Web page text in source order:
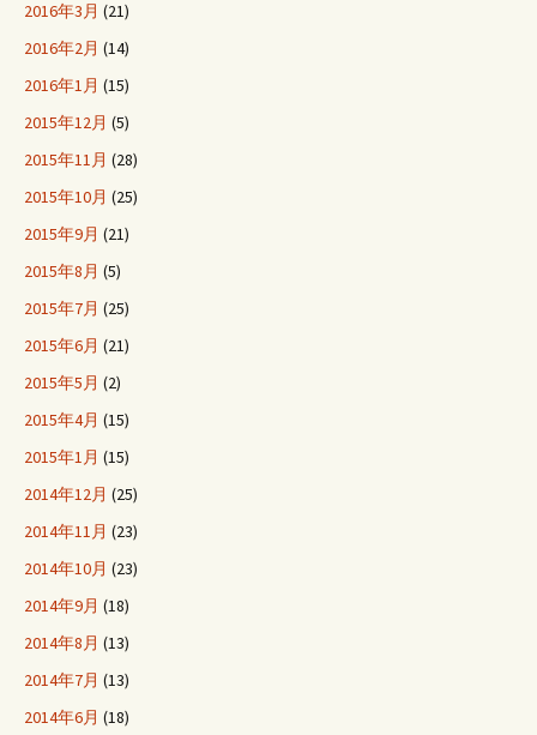
2016年3月 (21)
2016年2月 (14)
2016年1月 (15)
2015年12月 (5)
2015年11月 (28)
2015年10月 (25)
2015年9月 (21)
2015年8月 (5)
2015年7月 (25)
2015年6月 (21)
2015年5月 (2)
2015年4月 (15)
2015年1月 (15)
2014年12月 (25)
2014年11月 (23)
2014年10月 (23)
2014年9月 (18)
2014年8月 (13)
2014年7月 (13)
2014年6月 (18)